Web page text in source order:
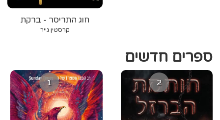
חוג התריסר - ברקת
קרסטין גייר
ספרים חדשים
1 2